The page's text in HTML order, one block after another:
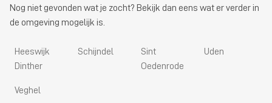
Nog niet gevonden wat je zocht? Bekijk dan eens wat er verder in
de omgeving mogelijk is.
Heeswijk
Dinther
Schijndel
Sint
Oedenrode
Uden
Veghel